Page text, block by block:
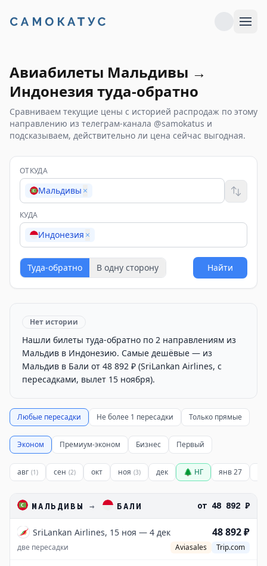
Авиабилеты Мальдивы →
Индонезия туда-обратно
Сравниваем текущие цены с историей распродаж по этому
направлению из телеграм-канала @samokatus и
подсказываем, действительно ли цена сейчас выгодная.
ОТКУДА
Мальдивы ×
КУДА
Индонезия ×
Туда-обратно В одну сторону Найти
Нет истории
Нашли билеты туда-обратно по 2 направлениям из
Мальдив в Индонезию. Самые дешёвые — из
Мальдив в Бали от 48 892 ₽ (SriLankan Airlines, с
пересадками, вылет 15 ноября).
Любые пересадки Не более 1 пересадки Только прямые
Эконом Премиум-эконом Бизнес Первый
авг (1) сен (2) окт ноя (3) дек 🌲 НГ янв 27
МАЛЬДИВЫ → БАЛИ от 48 892 ₽
SriLankan Airlines, 15 ноя — 4 дек 48 892 ₽
две пересадки Aviasales Trip.com